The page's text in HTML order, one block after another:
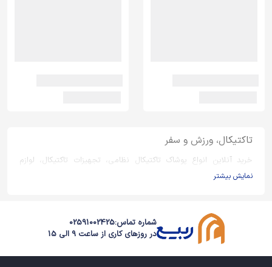
تاکتیکال، ورزش و سفر
خرید آنلاین انواع پوشاک تاکتیکال نظامی، تجهیزات تاکتیکال، لوازم
ورزشی و طبیعت گردی و کلیه ماکت های جنگی و دفاع مقدس از
نمایش بیشتر
شماره تماس:02591002425
در روزهای کاری از ساعت 9 الی 15